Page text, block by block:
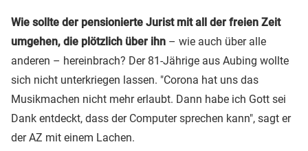
Wie sollte der pensionierte Jurist mit all der freien Zeit
umgehen, die plötzlich über ihn – wie auch über alle
anderen – hereinbrach? Der 81-Jährige aus Aubing wollte
sich nicht unterkriegen lassen. "Corona hat uns das
Musikmachen nicht mehr erlaubt. Dann habe ich Gott sei
Dank entdeckt, dass der Computer sprechen kann", sagt er
der AZ mit einem Lachen.